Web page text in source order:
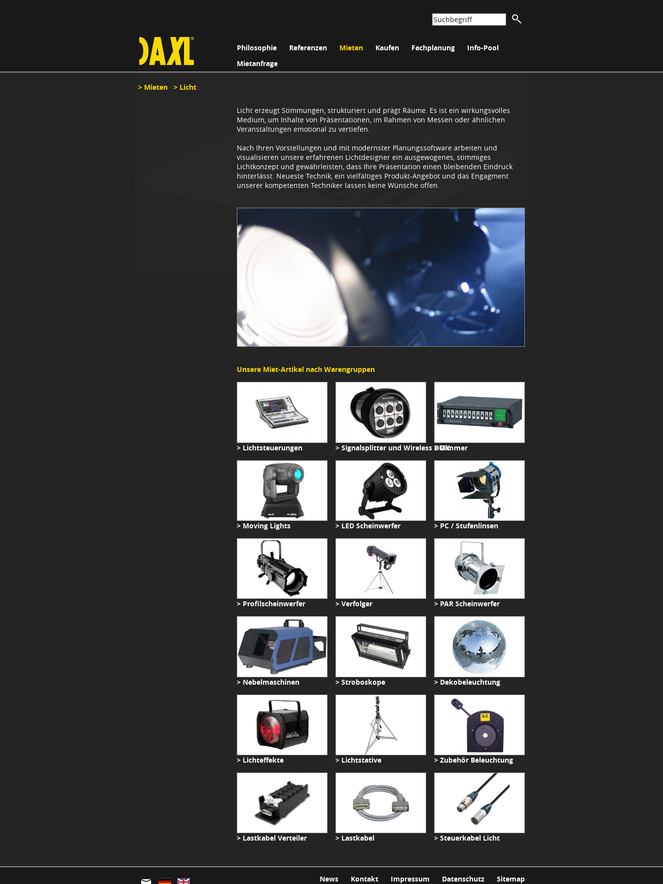
Philosophie Referenzen Mieten Kaufen Fachplanung
Info-Pool
Mietanfrage
> Mieten > Licht
Licht erzeugt Stimmungen, strukturiert und prägt Räume. Es ist ein wirkungsvolles
Medium, um Inhalte von Präsentationen, im Rahmen von Messen oder ähnlichen
Veranstaltungen emotional zu vertiefen.
Nach Ihren Vorstellungen und mit modernster Planungssoftware arbeiten und
visualisieren unsere erfahrenen Lichtdesigner ein ausgewogenes, stimmiges
Lichtkonzept und gewährleisten, dass Ihre Präsentation einen bleibenden Eindruck
hinterlässt. Neueste Technik, ein vielfältiges Produkt-Angebot und das Engagment
unserer kompetenten Techniker lassen keine Wünsche offen.
Unsere Miet-Artikel nach Warengruppen
> Lichtsteuerungen > Signalsplitter und Wireless DMX> Dimmer
> Moving Lights > LED Scheinwerfer > PC / Stufenlinsen
> Profilscheinwerfer > Verfolger > PAR Scheinwerfer
> Nebelmaschinen > Stroboskope > Dekobeleuchtung
> Lichteffekte > Lichtstative > Zubehör Beleuchtung
> Lastkabel Verteiler > Lastkabel > Steuerkabel Licht
News Kontakt Impressum Datenschutz Sitemap